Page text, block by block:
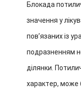
Блокада
значення у
пов’язаних із
подразненням
ділянки.
характер, може